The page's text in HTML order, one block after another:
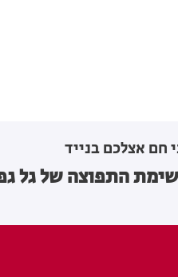
חם אצלכם בנייד
התפוצה של גל